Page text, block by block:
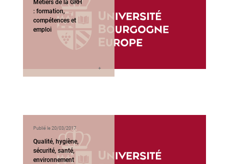
Métiers de la GRH
: formation,
compétences et
emploi
Publié le 20/03/2017
Qualité, hygiène,
sécurité, santé,
environnement